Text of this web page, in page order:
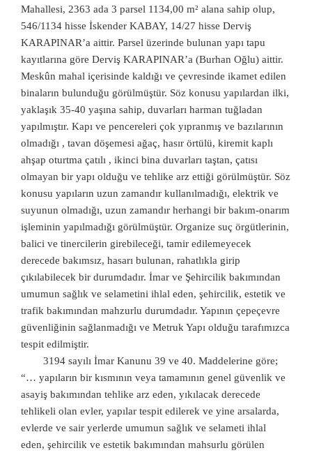
Mahallesi, 2363 ada 3 parsel 1134,00 m² alana sahip olup,
546/1134 hisse İskender KABAY, 14/27 hisse Derviş
KARAPINAR’a aittir. Parsel üzerinde bulunan yapı tapu
kayıtlarına göre Derviş KARAPINAR’a (Burhan Oğlu) aittir.
Meskûn mahal içerisinde kaldığı ve çevresinde ikamet edilen
binaların bulunduğu görülmüştür. Söz konusu yapılardan ilki,
yaklaşık 35-40 yaşına sahip, duvarları harman tuğladan
yapılmıştır. Kapı ve pencereleri çok yıpranmış ve bazılarının
olmadığı , tavan döşemesi ağaç, hasır örtülü, kiremit kaplı
ahşap oturtma çatılı , ikinci bina duvarları taştan, çatısı
olmayan bir yapı olduğu ve tehlike arz ettiği görülmüştür. Söz
konusu yapıların uzun zamandır kullanılmadığı, elektrik ve
suyunun olmadığı, uzun zamandır herhangi bir bakım-onarım
işleminin yapılmadığı görülmüştür. Organize suç örgütlerinin,
balici ve tinercilerin girebileceği, tamir edilemeyecek
derecede bakımsız, hasarı bulunan, rahatlıkla girip
çıkılabilecek bir durumdadır. İmar ve Şehircilik bakımından
umumun sağlık ve selametini ihlal eden, şehircilik, estetik ve
trafik bakımından mahzurlu durumdadır. Yapının çepeçevre
güvenliğinin sağlanmadığı ve Metruk Yapı olduğu tarafımızca
tespit edilmiştir.
3194 sayılı İmar Kanunu 39 ve 40. Maddelerine göre;
“… yapıların bir kısmının veya tamamının genel güvenlik ve
asayiş bakımından tehlike arz eden, yıkılacak derecede
tehlikeli olan evler, yapılar tespit edilerek ve yine arsalarda,
evlerde ve sair yerlerde umumun sağlık ve selameti ihlal
eden, şehircilik ve estetik bakımından mahsurlu görülen